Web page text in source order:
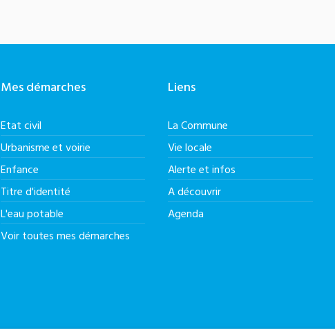
Mes démarches
Etat civil
Urbanisme et voirie
Enfance
Titre d'identité
L'eau potable
Voir toutes mes démarches
Liens
La Commune
Vie locale
Alerte et infos
A découvrir
Agenda